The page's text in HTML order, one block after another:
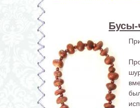
Бусы-